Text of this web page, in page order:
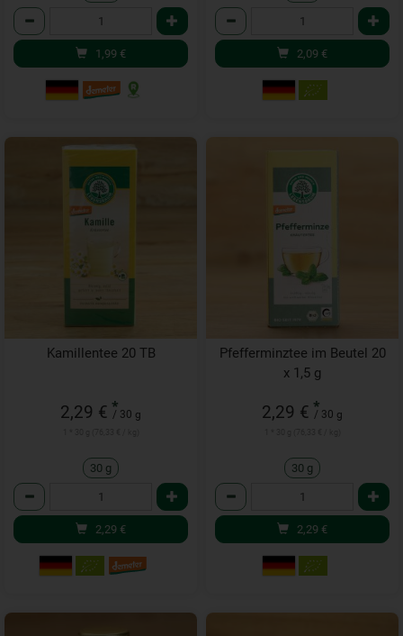
Anzahl
1,99 €
Anzahl
2,09 €
Kamillentee 20 TB
2,29 € *
/ 30 g
30 g
Anzahl
2,29 €
Pfefferminztee im Beutel 20
x 1,5 g
2,29 € *
/ 30 g
30 g
Anzahl
2,29 €